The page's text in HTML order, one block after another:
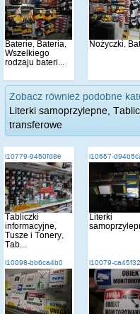
Baterie, Bateria,
Wszelkiego
rodzaju bateri...
Nożyczki,
Zobacz również podobne
Literki samoprzylepne,
transferowe
i10779-9450fd8e
Tabliczki
informacyjne,
Tusze i Tonery,
Tab...
i10657-
Literki
i10098-bb6ca4b0 i10079-